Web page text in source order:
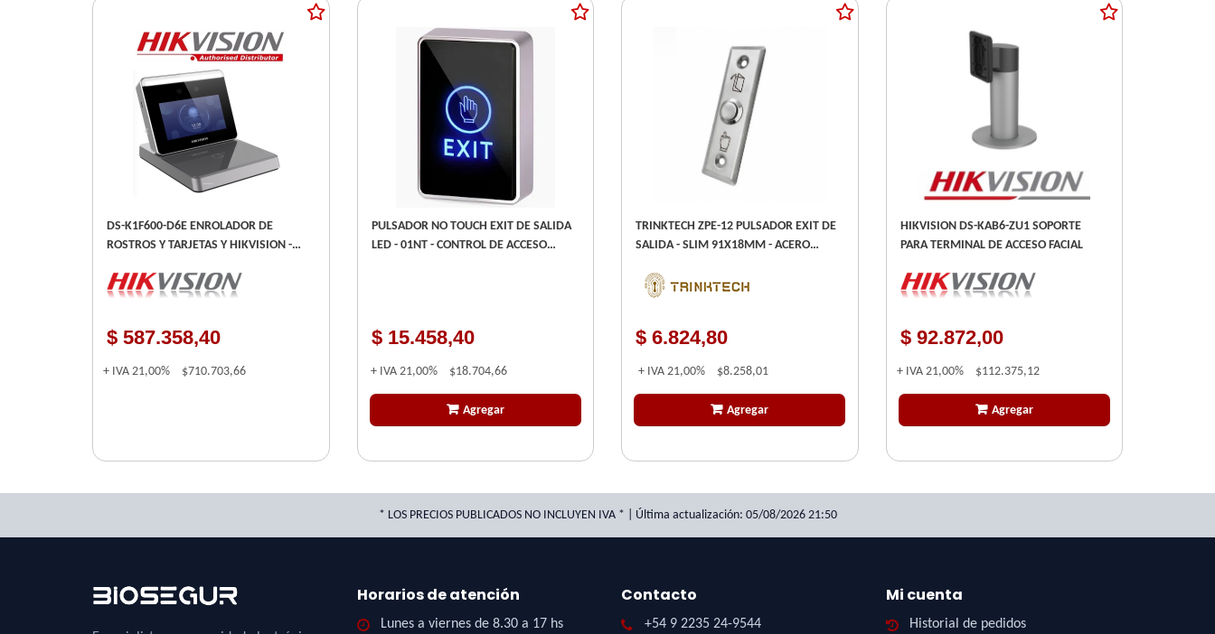
DS-K1F600-D6E ENROLADOR DE
ROSTROS Y TARJETAS Y HIKVISION -
$ 587.358,40
+ IVA21,00% $710.703,66
PULSADOR NO TOUCH EXIT DE SALIDA
LED - 01NT - CONTROL DE ACCESO
$ 15.458,40
+ IVA21,00% $18.704,66
Agregar
TRINKTECH ZPE-12 PULSADOR EXIT DE
SALIDA - SLIM 91X18MM - ACERO
$ 6.824,80
+ IVA21,00% $8.258,01
Agregar
HIKVISION DS-KAB6-ZU1 SOPORTE
PARA TERMINAL DE ACCESO FACIAL
$ 92.872,00
+ IVA 21,00% $112.375,12
Agregar
* LOS PRECIOS PUBLICADOS NO INCLUYEN IVA * | Última actualización: 05/08/2026 21:50
Horarios de atención
Lunes a viernes de 8.30 a 17 hs
Contacto
+54 9 2235 24-9544
Mi cuenta
Historial de pedidos